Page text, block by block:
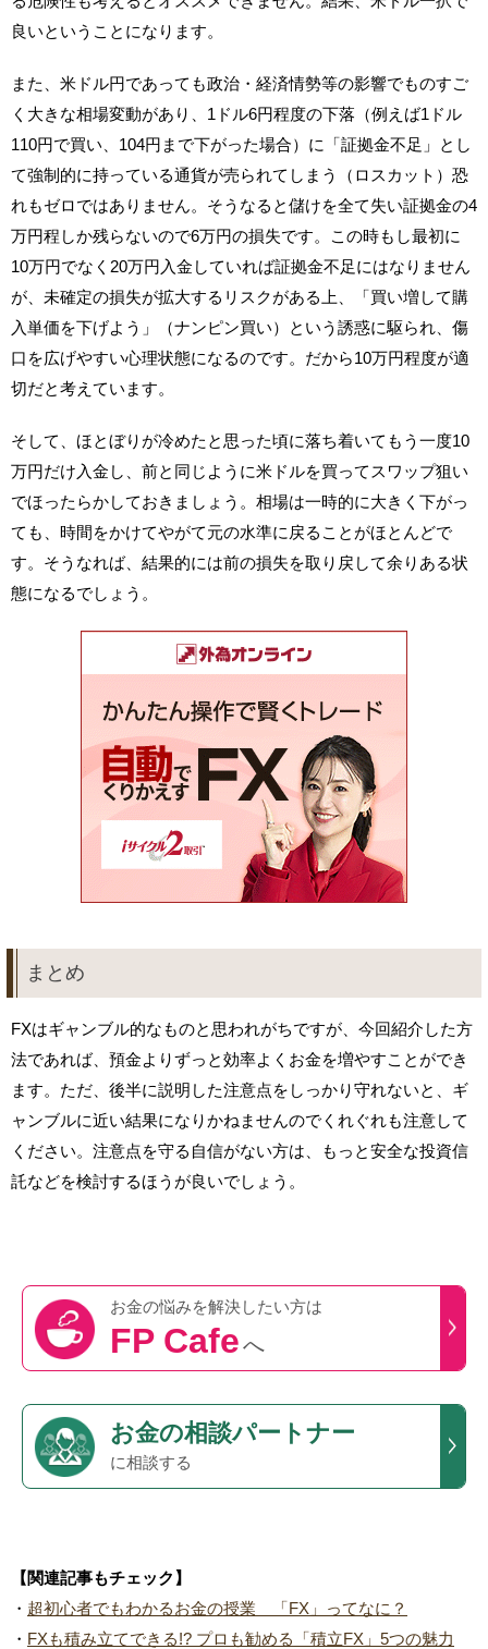
良いということになります。
また、米ドル円であっても政治・経済情勢等の影響でものすご
く大きな相場変動があり、1ドル6円程度の下落（例えば1ドル
110円で買い、104円まで下がった場合）に「証拠金不足」とし
て強制的に持っている通貨が売られてしまう（ロスカット）恐
れもゼロではありません。そうなると儲けを全て失い証拠金の4
万円程しか残らないので6万円の損失です。この時もし最初に
10万円でなく20万円入金していれば証拠金不足にはなりません
が、未確定の損失が拡大するリスクがある上、「買い増して購
入単価を下げよう」（ナンピン買い）という誘惑に駆られ、傷
口を広げやすい心理状態になるのです。だから10万円程度が適
切だと考えています。
そして、ほとぼりが冷めたと思った頃に落ち着いてもう一度10
万円だけ入金し、前と同じように米ドルを買ってスワップ狙い
でほったらかしておきましょう。相場は一時的に大きく下がっ
ても、時間をかけてやがて元の水準に戻ることがほとんどで
す。そうなれば、結果的には前の損失を取り戻して余りある状
態になるでしょう。
まとめ
FXはギャンブル的なものと思われがちですが、今回紹介した方
法であれば、預金よりずっと効率よくお金を増やすことができ
ます。ただ、後半に説明した注意点をしっかり守れないと、ギ
ャンブルに近い結果になりかねませんのでくれぐれも注意して
ください。注意点を守る自信がない方は、もっと安全な投資信
託などを検討するほうが良いでしょう。
お金の悩みを解決したい方は
FP Cafeへ
お金の相談パートナー
に相談する
【関連記事もチェック】
・ 超初心者でもわかるお金の授業 「FX」ってなに？
・ FXも積み立てできる!? プロも勧める「積立FX」5つの魅力